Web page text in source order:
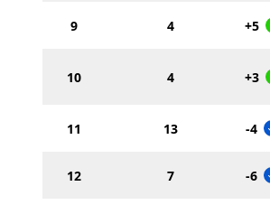
9 4 +5
10 4 +3
11 13 -4
12 7 -6